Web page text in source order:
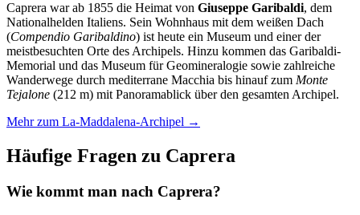
Caprera war ab 1855 die Heimat von Giuseppe Garibaldi, dem
Nationalhelden Italiens. Sein Wohnhaus mit dem weißen Dach
(Compendio Garibaldino) ist heute ein Museum und einer der
meistbesuchten Orte des Archipels. Hinzu kommen das Garibaldi-
Memorial und das Museum für Geomineralogie sowie zahlreiche
Wanderwege durch mediterrane Macchia bis hinauf zum Monte
Tejalone (212 m) mit Panoramablick über den gesamten Archipel.
Mehr zum La-Maddalena-Archipel →
Häufige Fragen zu Caprera
Wie kommt man nach Caprera?